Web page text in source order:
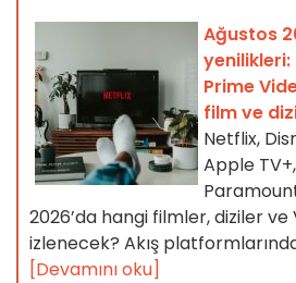
Ağustos
yenilikleri:
Prime
film ve
Netflix,
Apple
2026’da hangi filmler, diziler
izlenecek? Akış
[Devamını oku]